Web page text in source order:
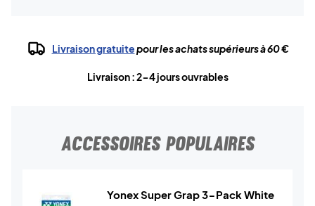
Livraison gratuitepour les achats supérieurs à 60 €
Livraison : 2-4 jours ouvrables
ACCESSOIRES POPULAIRES
Yonex Super Grap 3-Pack White